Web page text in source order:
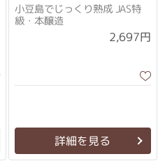
小豆島でじっくり熟成 JAS特
級・本醸造
2,697円
詳細を見る